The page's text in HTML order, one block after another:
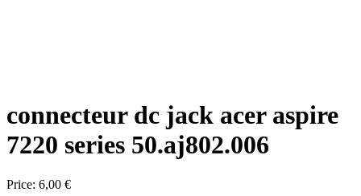
connecteur dc jack acer aspire
7220 series 50.aj802.006
Price: 6,00 €